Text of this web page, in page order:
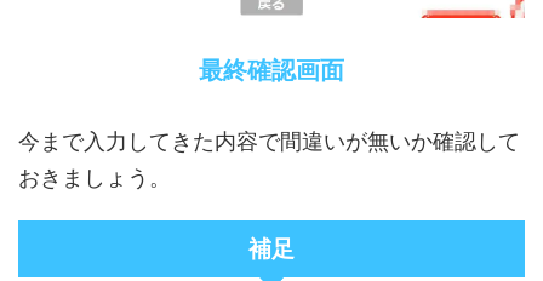
最終確認画面
今まで入力してきた内容で間違いが無いか確認して
おきましょう。
補足